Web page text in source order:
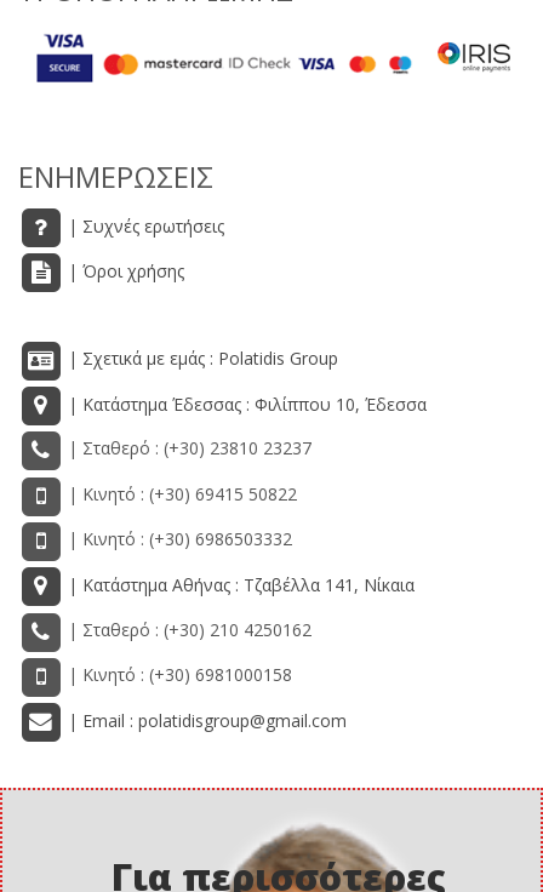
ΕΝΗΜΕΡΩΣΕΙΣ
| Συχνές ερωτήσεις
| Όροι χρήσης
| Σχετικά με εμάς : Polatidis Group
| Κατάστημα Έδεσσας : Φιλίππου 10, Έδεσσα
| Σταθερό : (+30) 23810 23237
| Κινητό : (+30) 69415 50822
| Κινητό : (+30) 6986503332
| Κατάστημα Αθήνας : Τζαβέλλα 141, Νίκαια
| Σταθερό : (+30) 210 4250162
| Κινητό : (+30) 6981000158
| Email : polatidisgroup@gmail.com
Για περισσότερες